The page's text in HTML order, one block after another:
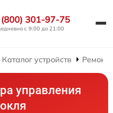
301-97-75
с 9:00 до 21:00
Каталог устройств Ремонт
управления